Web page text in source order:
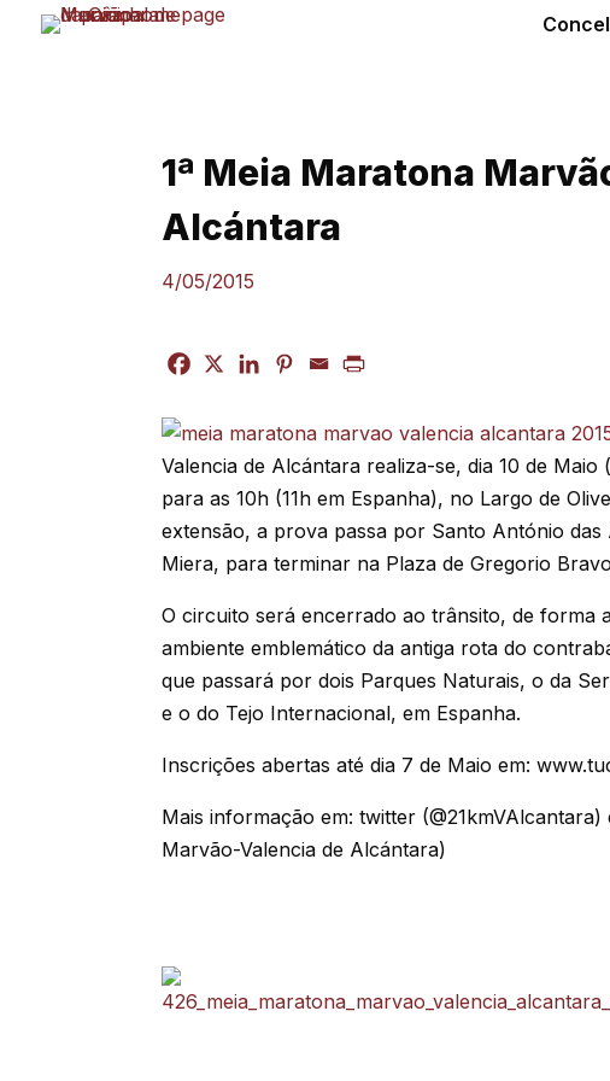
1ª Meia Maratona
Alcántara
4/05/2015
Valencia de Alcántara realiza-se, dia 10 de
para as 10h (11h em Espanha), no Largo de
extensão, a prova passa por Santo António das
Miera, para terminar na Plaza de Gregorio
O circuito será encerrado ao trânsito, de forma
ambiente emblemático da antiga rota do
que passará por dois Parques Naturais, o da
e o do Tejo Internacional, em Espanha.
Inscrições abertas até dia 7 de Maio em:
Mais informação em: twitter
Marvão-Valencia de Alcántara)